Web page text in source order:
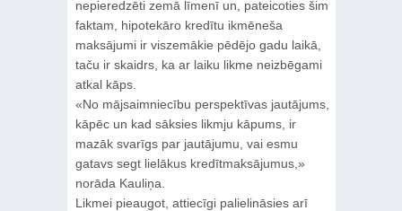
nepieredzēti zemā līmenī un, pateicoties šim
faktam, hipotekāro kredītu ikmēneša
maksājumi ir viszemākie pēdējo gadu laikā,
taču ir skaidrs, ka ar laiku likme neizbēgami
atkal kāps.
«No mājsaimniecību perspektīvas jautājums,
kāpēc un kad sāksies likmju kāpums, ir
mazāk svarīgs par jautājumu, vai esmu
gatavs segt lielākus kredītmaksājumus,»
norāda Kauliņa.
Likmei pieaugot, attiecīgi palielināsies arī